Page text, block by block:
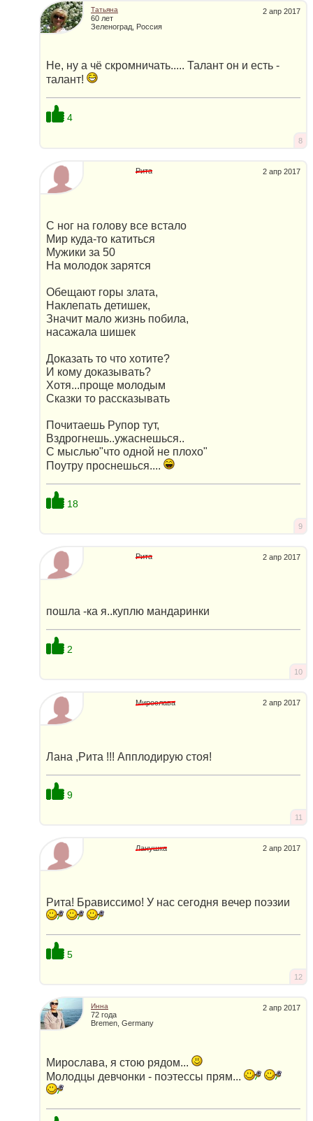
2 апр 2017
Татьяна
60 лет
Зеленоград, Россия
Не, ну а чё скромничать..... Талант он и есть -
талант!
4
8
2 апр 2017
Рита
С ног на голову все встало
Мир куда-то катиться
Мужики за 50
На молодок зарятся
Обещают горы злата,
Наклепать детишек,
Значит мало жизнь побила,
насажала шишек
Доказать то что хотите?
И кому доказывать?
Хотя...проще молодым
Сказки то рассказывать
Почитаешь Рупор тут,
Вздрогнешь..ужаснешься..
С мыслью"что одной не плохо"
Поутру проснешься....
18
9
2 апр 2017
Рита
пошла -ка я..куплю мандаринки
2
10
2 апр 2017
Мирослава
Лана ,Рита !!! Апплодирую стоя!
9
11
2 апр 2017
Ланушка
Рита! Брависсимо! У нас сегодня вечер поэзии
5
12
2 апр 2017
Инна
72 года
Bremen, Germany
Мирослава, я стою рядом...
Молодцы девчонки - поэтессы прям...